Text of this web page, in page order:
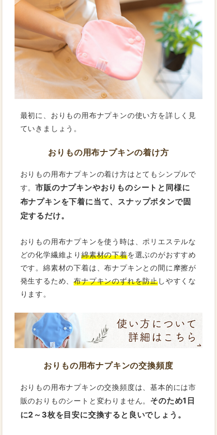
最初に、おりもの用布ナプキンの使い方を詳しく見
ていきましょう。
おりもの用布ナプキンの着け方
おりもの用布ナプキンの着け方はとてもシンプルで
す。市販のナプキンやおりものシートと同様に
布ナプキンを下着に当て、スナップボタンで固
定するだけ。
おりもの用布ナプキンを使う時は、ポリエステルな
どの化学繊維より綿素材の下着を選ぶのがおすすめ
です。綿素材の下着は、布ナプキンとの間に摩擦が
発生するため、布ナプキンのずれを防止しやすくな
ります。
おりもの用布ナプキンの交換頻度
おりもの用布ナプキンの交換頻度は、基本的には市
販のおりものシートと変わりません。 そのため1日
に2～3枚を目安に交換すると良いでしょう。